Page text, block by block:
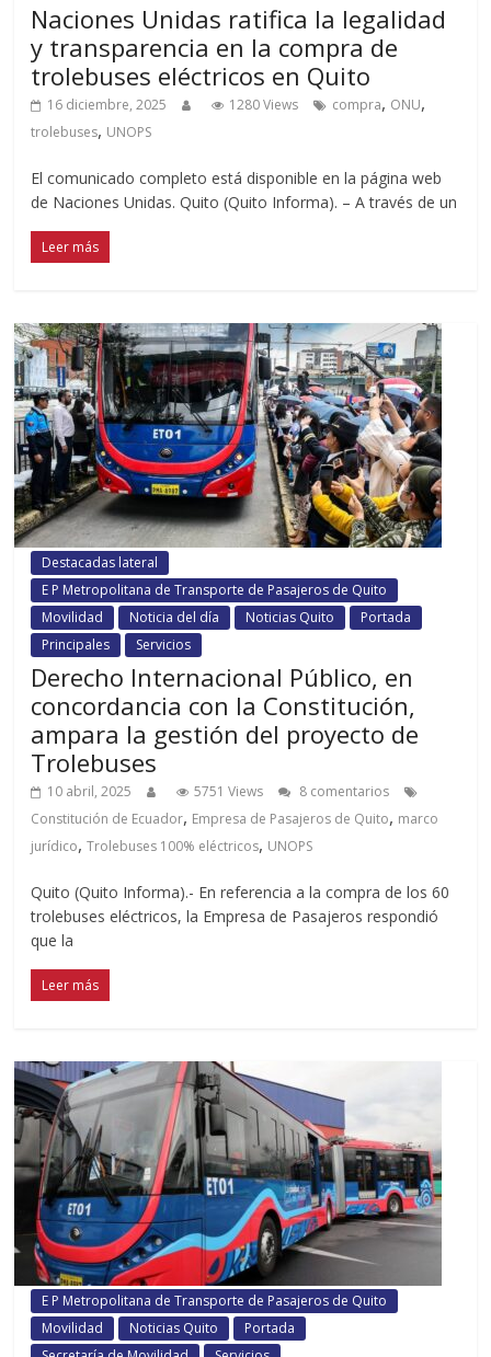
Naciones Unidas ratifica la legalidad
y transparencia en la compra de
trolebuses eléctricos en Quito
16 diciembre, 2025 1280 Views compra, ONU,
trolebuses, UNOPS
El comunicado completo está disponible en la página web
de Naciones Unidas. Quito (Quito Informa). – A través de un
Leer más
Destacadas lateral
E P Metropolitana de Transporte de Pasajeros de Quito
Movilidad
Noticia del día Noticias Quito
Portada
Principales
Servicios
Derecho Internacional Público, en
concordancia con la Constitución,
ampara la gestión del proyecto de
Trolebuses
10 abril, 2025 5751 Views
8 comentarios
Constitución de Ecuador, Empresa de Pasajeros de Quito, marco
jurídico,Trolebuses 100% eléctricos, UNOPS
Quito (Quito Informa).- En referencia a la compra de los 60
trolebuses eléctricos, la Empresa de Pasajeros respondió
que la
Leer más
E P Metropolitana de Transporte de Pasajeros de Quito
Movilidad
Noticias Quito
Portada